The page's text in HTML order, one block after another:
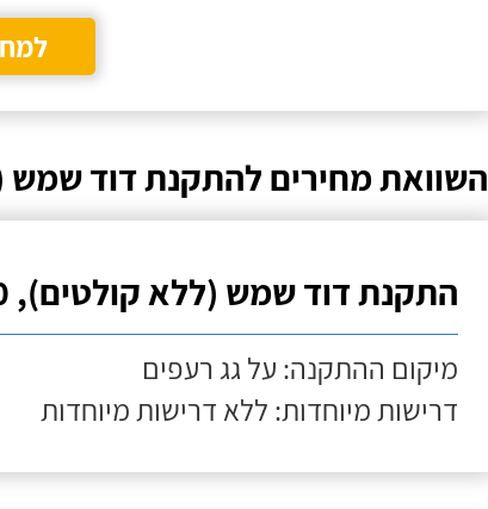
השוואת מחירים להתקנת דוד
התקנת דוד שמש (ללא קולטים), 120 ליטר
מיקום ההתקנה: על גג רעפים
דרישות מיוחדות: ללא דרישות מיוחדות